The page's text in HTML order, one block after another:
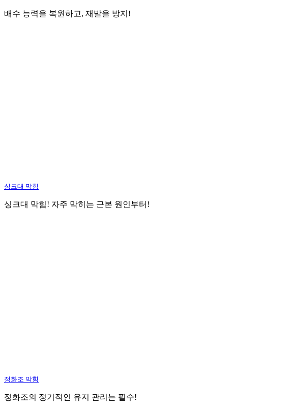
배수 능력을 복원하고, 재발을 방지!
싱크대 막힘
싱크대 막힘! 자주 막히는 근본 원인부터!
정화조 막힘
정화조의 정기적인 유지 관리는 필수!